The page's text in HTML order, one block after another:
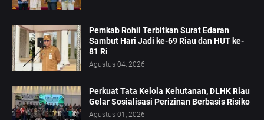
Pemkab Rohil Terbitkan Surat Edaran
Sambut Hari Jadi ke-69 Riau dan HUT ke-
81 Ri
Agustus 04, 2026
Perkuat Tata Kelola Kehutanan, DLHK Riau
Gelar Sosialisasi Perizinan Berbasis Risiko
Agustus 01, 2026